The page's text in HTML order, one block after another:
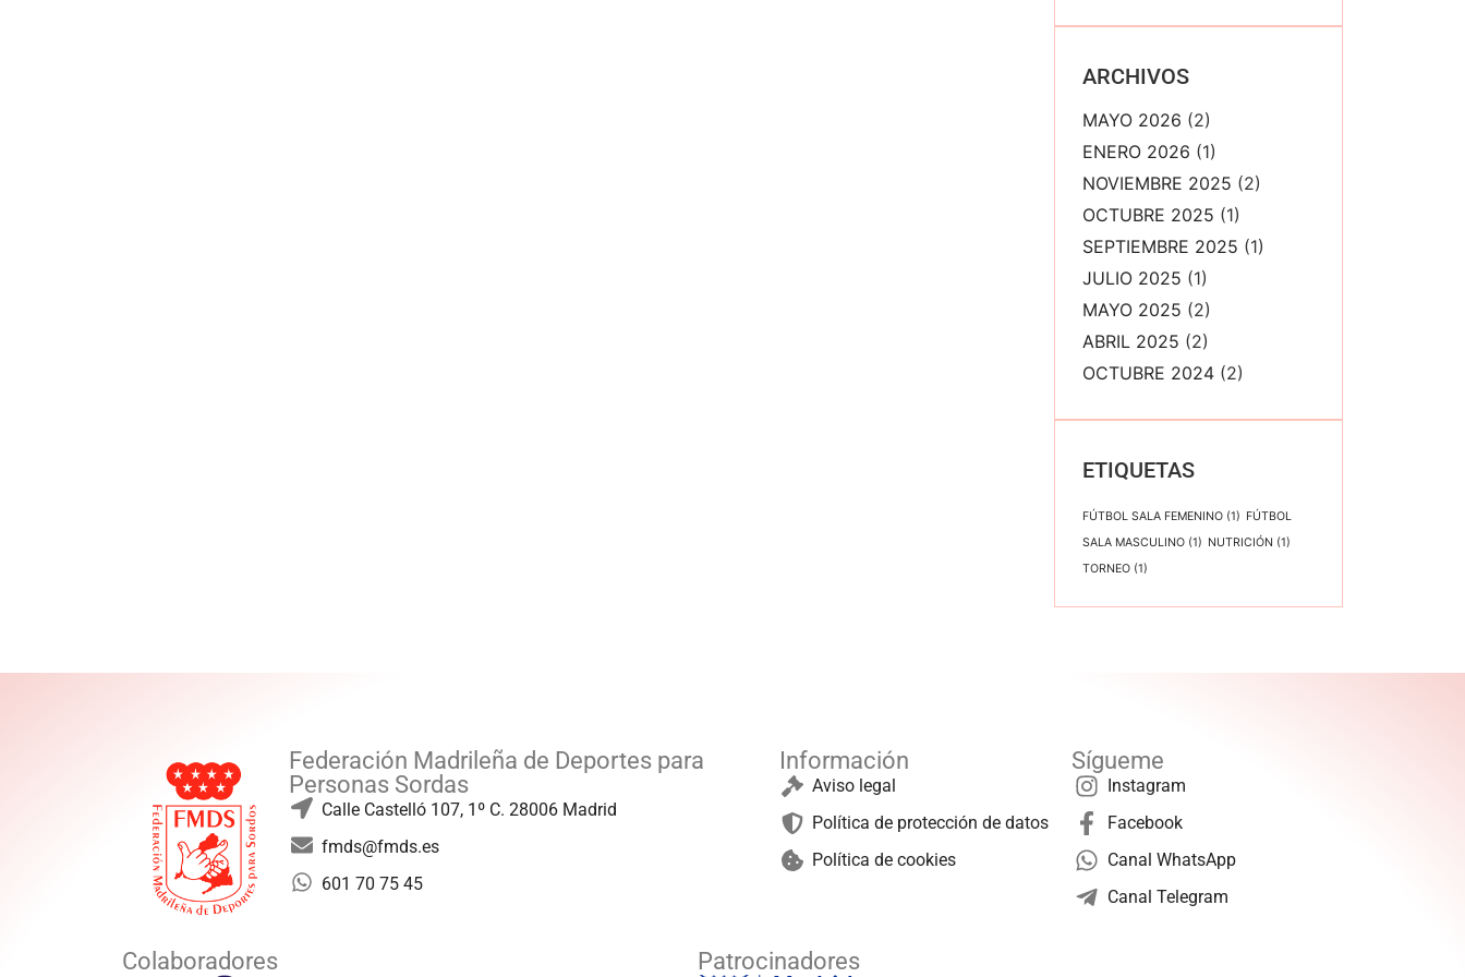
ARCHIVOS
MAYO 2026 (2)
ENERO 2026 (1)
NOVIEMBRE 2025 (2)
OCTUBRE 2025 (1)
SEPTIEMBRE 2025 (1)
JULIO 2025 (1)
MAYO 2025 (2)
ABRIL 2025 (2)
OCTUBRE 2024 (2)
ETIQUETAS
FÚTBOL SALA FEMENINO (1) FÚTBOL
SALA MASCULINO (1) NUTRICIÓN (1)
TORNEO (1)
Federación Madrileña de Deportes para
Personas Sordas
Calle Castelló 107, 1º C. 28006 Madrid
fmds@fmds.es
601 70 75 45
Información
Aviso legal
Política de protección de datos
Política de cookies
Sígueme
Instagram
Facebook
Canal WhatsApp
Canal Telegram
Colaboradores Patrocinadores